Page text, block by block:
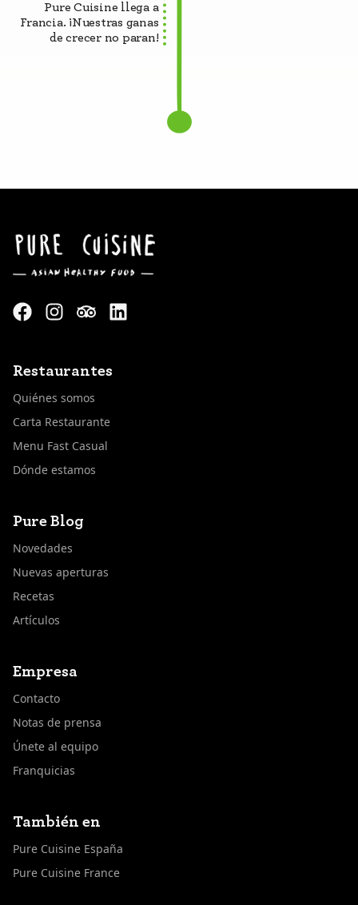
Pure Cuisine llega a
Francia. ¡Nuestras ganas
de crecer no paran!
Restaurantes
Quiénes somos
Carta Restaurante
Menu Fast Casual
Dónde estamos
Pure Blog
Novedades
Nuevas aperturas
Recetas
Artículos
Empresa
Contacto
Notas de prensa
Únete al equipo
Franquicias
También en
Pure Cuisine España
Pure Cuisine France